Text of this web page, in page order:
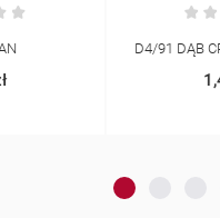
D4/91 DĄB CREMONA TORRO